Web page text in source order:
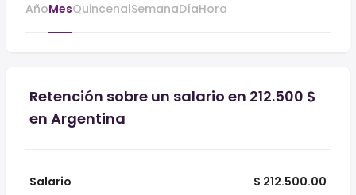
AñoMesQuincenalSemanaDíaHora
Retención sobre un salario en 212.500 $
en Argentina
Salario
$ 212.500.00